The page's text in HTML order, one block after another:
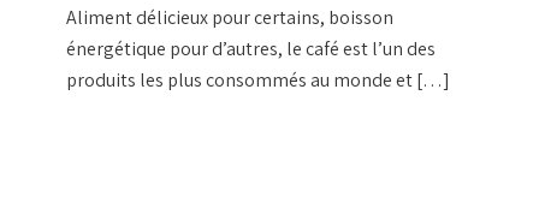
Aliment délicieux pour certains, boisson
énergétique pour d’autres, le café est l’un des
produits les plus consommés au monde et […]